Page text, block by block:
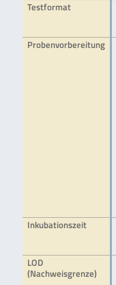
Testformat
Probenvorbereitung
Inkubationszeit
LOD
(Nachweisgrenze)